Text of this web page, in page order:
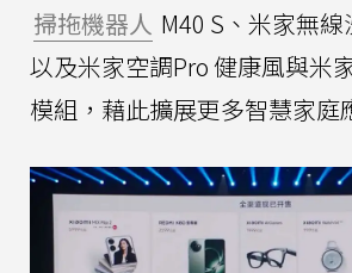
掃拖機器人 M40 S、米家無線
以及米家空調Pro 健康風與米
模組，藉此擴展更多智慧家庭